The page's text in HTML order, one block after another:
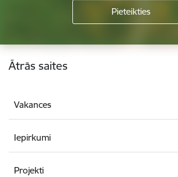
Kājene
Ātrās saites
Vakances
Iepirkumi
Projekti